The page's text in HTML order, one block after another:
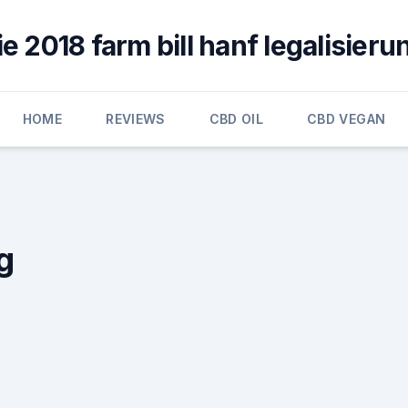
2018 farm bill hanf
HOME REVIEWS CBD OIL CBD VEGAN